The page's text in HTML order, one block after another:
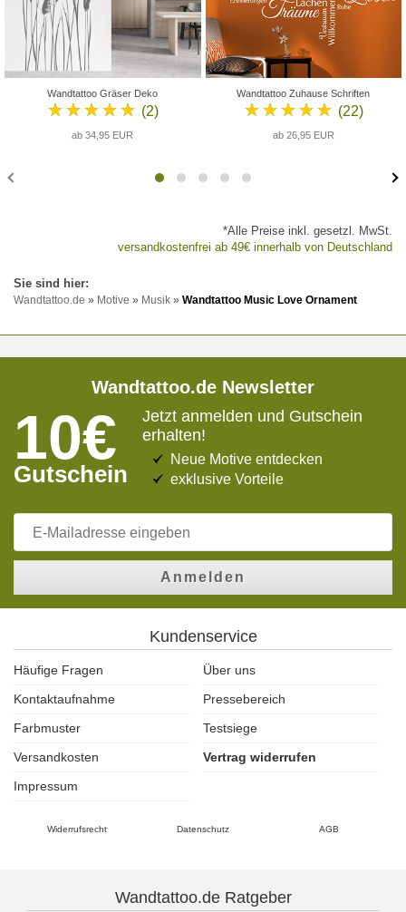
Wandtattoo Gräser Deko
★★★★★ (2)
ab 34,95 EUR
Wandtattoo Zuhause Schriften
★★★★★ (22)
ab 26,95 EUR
*Alle Preise inkl. gesetzl. MwSt.
versandkostenfrei ab 49€ innerhalb von Deutschland
Wandtattoo.de » Motive » Musik » Wandtattoo Music Love Ornament
Wandtattoo.de Newsletter
10€
Gutschein
Jetzt anmelden und Gutschein
erhalten!
Neue Motive entdecken
exklusive Vorteile
Anmelden
Kundenservice
Häufige Fragen
Über uns
Kontaktaufnahme
Pressebereich
Farbmuster
Testsiege
Versandkosten
Vertrag widerrufen
Impressum
Widerrufsrecht Datenschutz AGB
Wandtattoo.de Ratgeber